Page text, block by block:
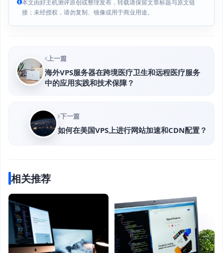
本文由好主机测评原创或整理发布，转载请保留文章标题与原文链
接；未经授权，请勿复制、镜像或用于商业用途。
上一篇
海外VPS服务器在跨境医疗卫生和远程医疗服务
中的应用实践和技术保障？
下一篇
如何在美国VPS上进行网站加速和CDN配置？
相关推荐